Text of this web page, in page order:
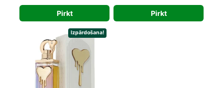
48,24 €.
Pirkt
price
was:
price
is:
Pirkt
Izpārdošana!